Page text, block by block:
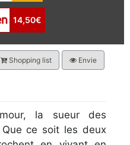
14,50€
Shopping list Envie
la sueur des
ce soit les deux